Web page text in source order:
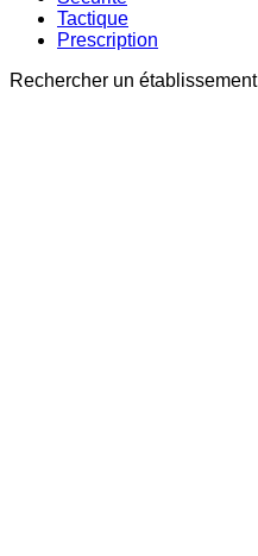
Tactique
Prescription
Rechercher un établissement